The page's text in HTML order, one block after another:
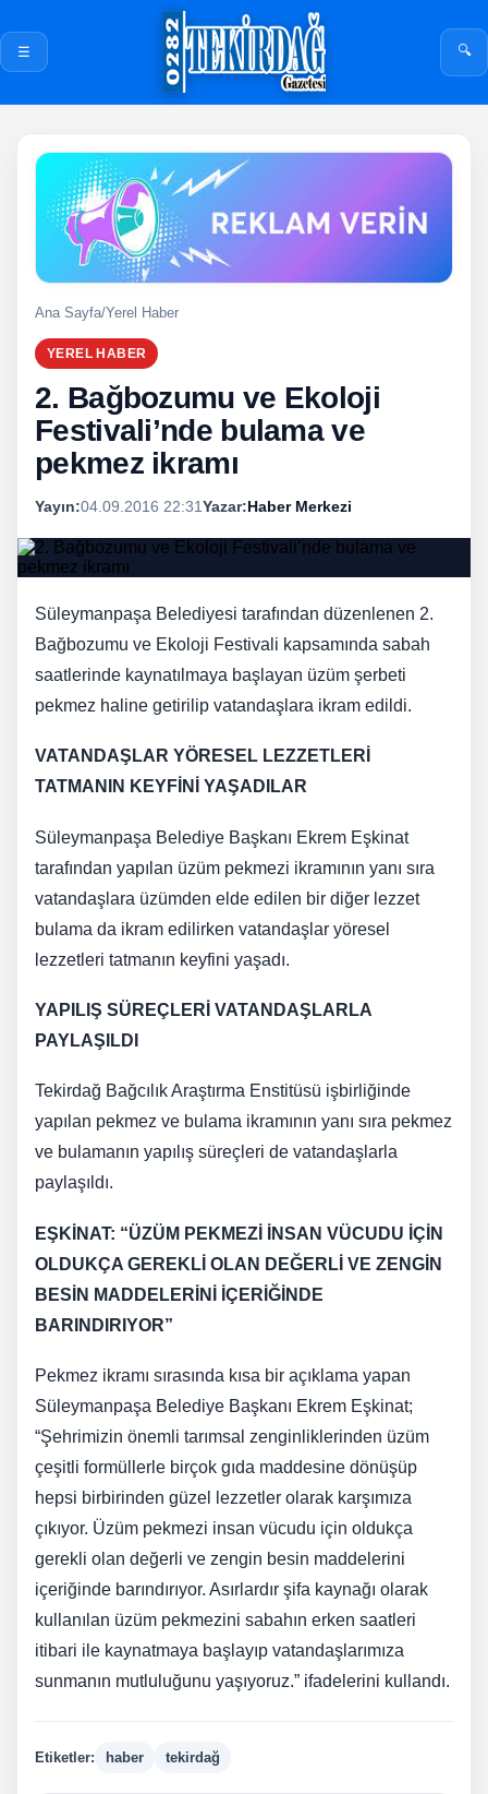
☰ 🔍
Ana Sayfa/Yerel Haber
YEREL HABER
2. Bağbozumu ve Ekoloji
Festivali’nde bulama ve
pekmez ikramı
Yayın:04.09.2016 22:31Yazar:Haber Merkezi
Süleymanpaşa Belediyesi tarafından düzenlenen 2.
Bağbozumu ve Ekoloji Festivali kapsamında sabah
saatlerinde kaynatılmaya başlayan üzüm şerbeti
pekmez haline getirilip vatandaşlara ikram edildi.
VATANDAŞLAR YÖRESEL LEZZETLERİ
TATMANIN KEYFİNİ YAŞADILAR
Süleymanpaşa Belediye Başkanı Ekrem Eşkinat
tarafından yapılan üzüm pekmezi ikramının yanı sıra
vatandaşlara üzümden elde edilen bir diğer lezzet
bulama da ikram edilirken vatandaşlar yöresel
lezzetleri tatmanın keyfini yaşadı.
YAPILIŞ SÜREÇLERİ VATANDAŞLARLA
PAYLAŞILDI
Tekirdağ Bağcılık Araştırma Enstitüsü işbirliğinde
yapılan pekmez ve bulama ikramının yanı sıra pekmez
ve bulamanın yapılış süreçleri de vatandaşlarla
paylaşıldı.
EŞKİNAT: “ÜZÜM PEKMEZİ İNSAN VÜCUDU İÇİN
OLDUKÇA GEREKLİ OLAN DEĞERLİ VE ZENGİN
BESİN MADDELERİNİ İÇERİĞİNDE
BARINDIRIYOR”
Pekmez ikramı sırasında kısa bir açıklama yapan
Süleymanpaşa Belediye Başkanı Ekrem Eşkinat;
“Şehrimizin önemli tarımsal zenginliklerinden üzüm
çeşitli formüllerle birçok gıda maddesine dönüşüp
hepsi birbirinden güzel lezzetler olarak karşımıza
çıkıyor. Üzüm pekmezi insan vücudu için oldukça
gerekli olan değerli ve zengin besin maddelerini
içeriğinde barındırıyor. Asırlardır şifa kaynağı olarak
kullanılan üzüm pekmezini sabahın erken saatleri
itibari ile kaynatmaya başlayıp vatandaşlarımıza
sunmanın mutluluğunu yaşıyoruz.” ifadelerini kullandı.
Etiketler: haber tekirdağ